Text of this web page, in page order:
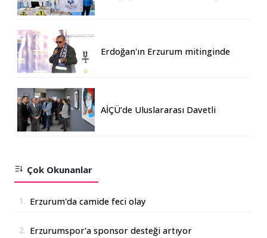
Erdoğan'ın Erzurum mitinginde
AİÇÜ’de Uluslararası Davetli
Çok Okunanlar
1. Erzurum'da camide feci olay
2. Erzurumspor'a sponsor desteği artıyor